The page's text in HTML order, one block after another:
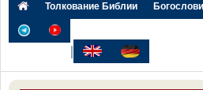
Толкование Библии
|